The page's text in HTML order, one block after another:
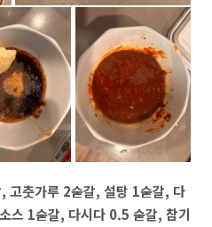
고춧가루 2숟갈, 설탕 1숟갈, 다
스 1숟갈, 다시다 0.5 숟갈, 참기